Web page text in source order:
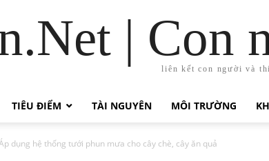
| Con
liên kết con người và
TIÊU ĐIỂM TÀI NGUYÊN MÔI TRƯỜNG
dụng hệ thống tưới phun mưa cho cây chè, cây ăn quả